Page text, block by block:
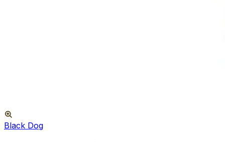
Black Dog